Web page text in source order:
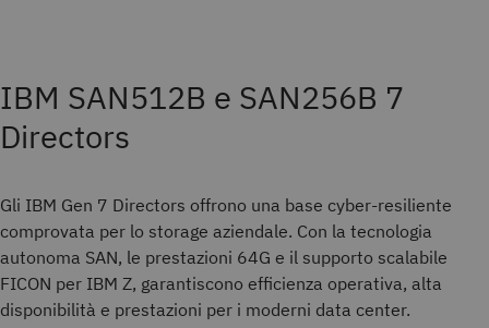
IBM SAN512B e SAN256B 7
Directors
Gli IBM Gen 7 Directors offrono una base cyber-resiliente
comprovata per lo storage aziendale. Con la tecnologia
autonoma SAN, le prestazioni 64G e il supporto scalabile
FICON per IBM Z, garantiscono efficienza operativa, alta
disponibilità e prestazioni per i moderni data center.